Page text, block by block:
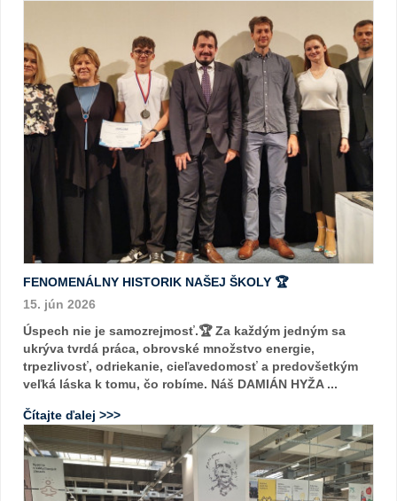
FENOMENÁLNY HISTORIK NAŠEJ ŠKOLY 🏆
15. jún 2026
Úspech nie je samozrejmosť.🏆 Za každým jedným sa
ukrýva tvrdá práca, obrovské množstvo energie,
trpezlivosť, odriekanie, cieľavedomosť a predovšetkým
veľká láska k tomu, čo robíme. Náš DAMIÁN HYŽA ...
Čítajte ďalej >>>